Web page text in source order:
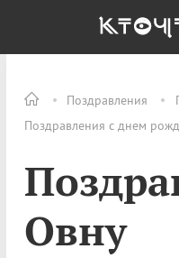
Поздравления
Поздравления с днем
Овну